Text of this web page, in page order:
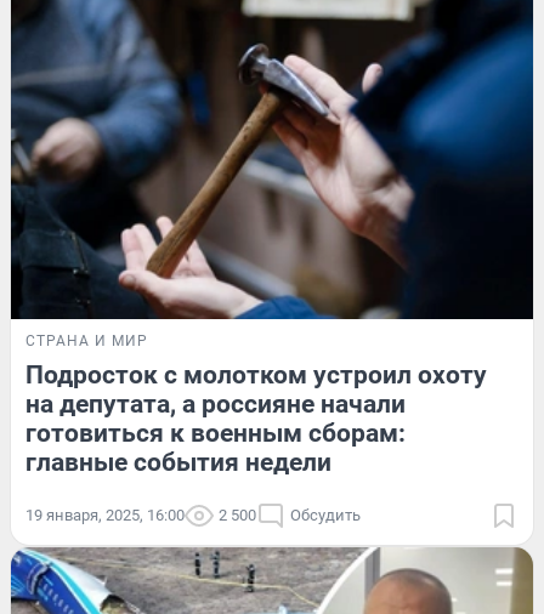
СТРАНА И МИР
Подросток с молотком устроил охоту
на депутата, а россияне начали
готовиться к военным сборам:
главные события недели
19 января, 2025, 16:00 2 500 Обсудить